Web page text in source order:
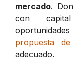
mercado.
con
propuesta
adecuado.